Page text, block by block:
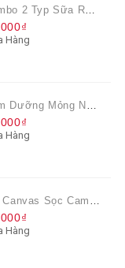
Combo 2 Typ Sữa Rửa Mặt Nivea Men Giúp Giảm Mụn, Giảm Hư Tổn Da
Hàng
Kem Dưỡng Mỏng Nhẹ Cấp Ẩm & Sáng Da Vitamin C 20ml
Hàng
Túi Canvas Sọc Cam Có Dây Kéo
Hàng